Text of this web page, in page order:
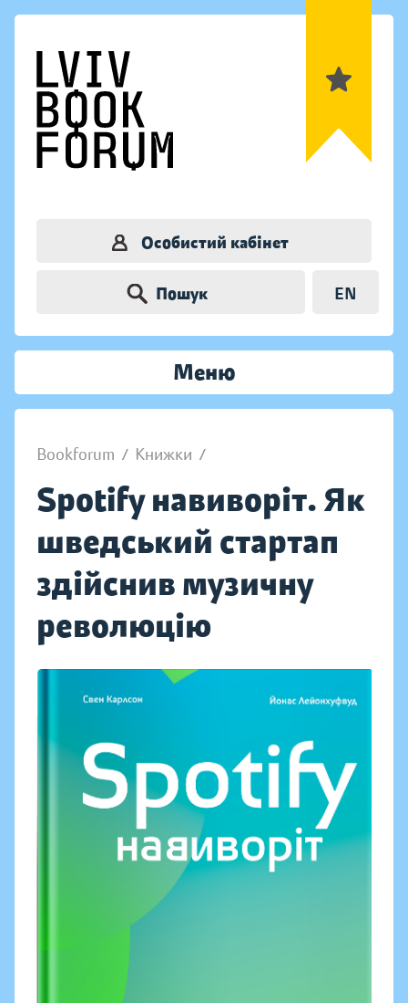
Особистий кабінет
Пошук EN
Меню
Bookforum / Книжки /
Spotify навиворіт. Як
шведський стартап
здійснив музичну
революцію